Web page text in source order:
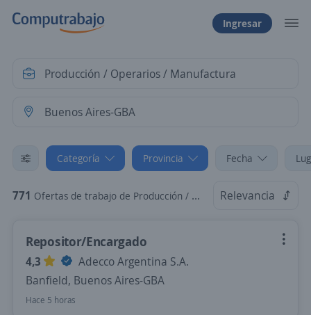
Ingresar
Categoría Provincia Fecha
771 Ofertas de trabajo de Producción / Operarios / Manufactura en Buenos Aires-GBA Relevancia
Repositor/Encargado
4,3
Adecco Argentina S.A.
Banfield, Buenos Aires-GBA
Hace 5 horas